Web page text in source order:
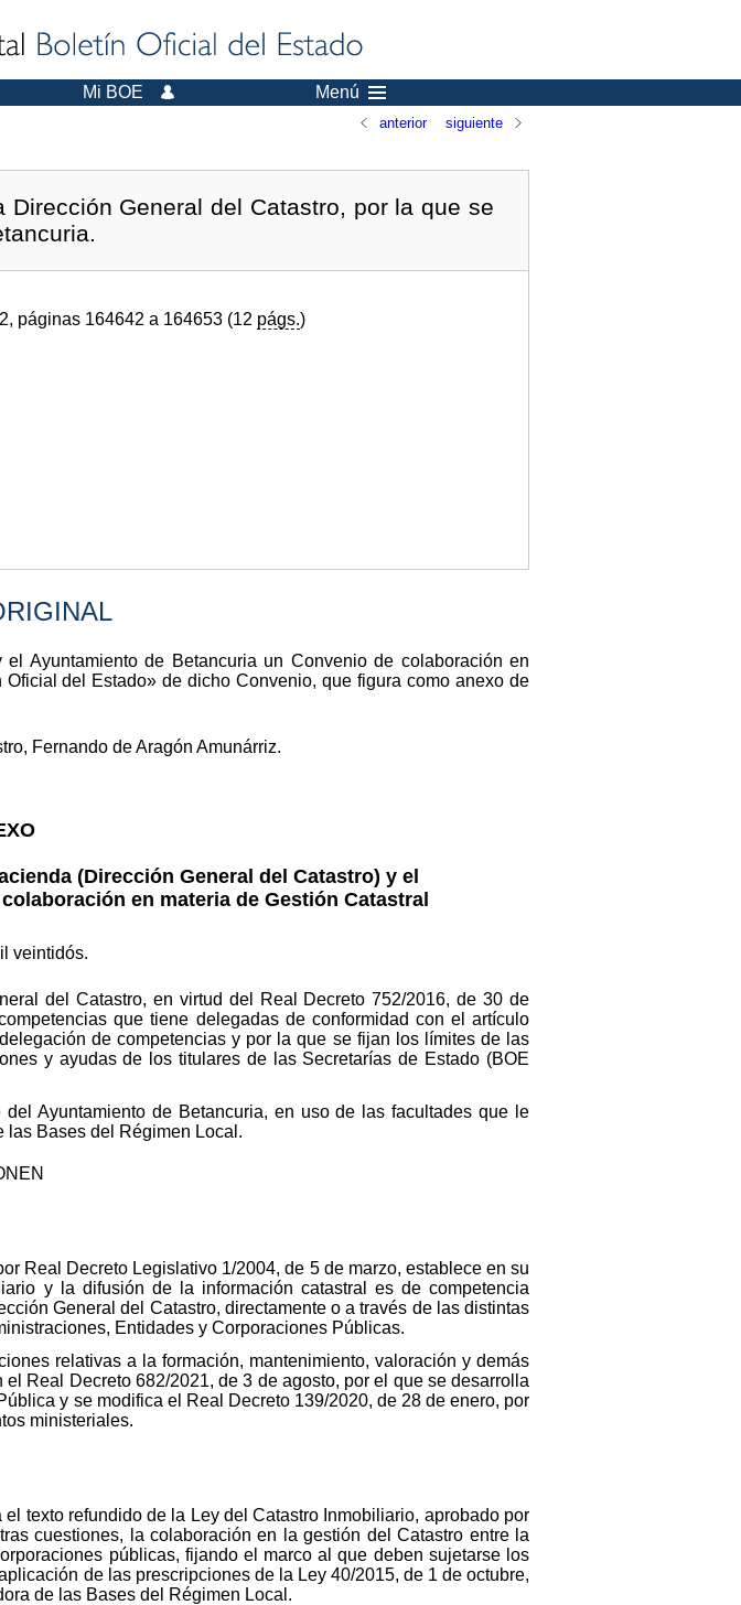
Mi BOE Menú
anterior siguiente
General del Catastro, por la que se
páginas 164642 a 164653 (12 págs.)
Ayuntamiento de Betancuria un Convenio de colaboración en
del Estado» de dicho Convenio, que figura como anexo de
Fernando de Aragón Amunárriz.
(Dirección General del Catastro) y el
en materia de Gestión Catastral
veintidós.
del Catastro, en virtud del Real Decreto 752/2016, de 30 de
que tiene delegadas de conformidad con el artículo
de competencias y por la que se fijan los límites de las
y ayudas de los titulares de las Secretarías de Estado (BOE
Ayuntamiento de Betancuria, en uso de las facultades que le
las Bases del Régimen Local.
Real Decreto Legislativo 1/2004, de 5 de marzo, establece en su
y la difusión de la información catastral es de competencia
General del Catastro, directamente o a través de las distintas
Entidades y Corporaciones Públicas.
relativas a la formación, mantenimiento, valoración y demás
Real Decreto 682/2021, de 3 de agosto, por el que se desarrolla
y se modifica el Real Decreto 139/2020, de 28 de enero, por
ministeriales.
texto refundido de la Ley del Catastro Inmobiliario, aprobado por
cuestiones, la colaboración en la gestión del Catastro entre la
públicas, fijando el marco al que deben sujetarse los
de las prescripciones de la Ley 40/2015, de 1 de octubre,
de las Bases del Régimen Local.